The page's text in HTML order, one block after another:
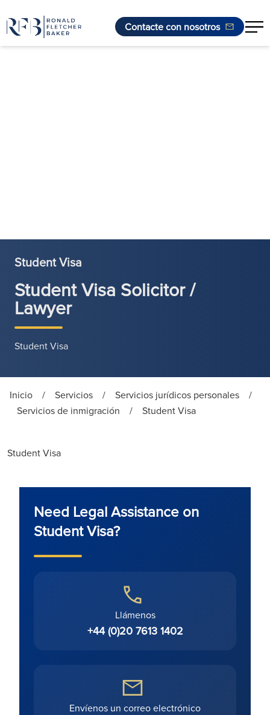
Contacte con nosotros
Student Visa
Student Visa Solicitor /
Lawyer
Student Visa
Inicio / Servicios / Servicios jurídicos personales
/
Servicios de inmigración
/ Student Visa
Student Visa
Need Legal Assistance on
Student Visa?
Llámenos
+44 (0)20 7613 1402
Envíenos un correo electrónico